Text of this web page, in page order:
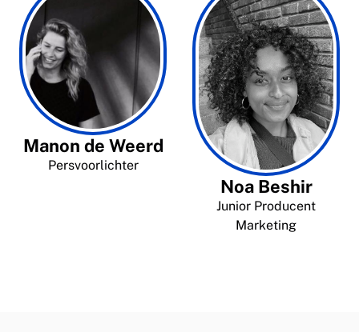
Manon de Weerd
Persvoorlichter
Noa Beshir
Junior Producent
Marketing